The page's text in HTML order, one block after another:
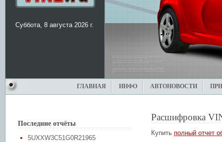
Суббота, 8 августа 2026 г.
ГЛАВНАЯ ИНФО АВТОНОВОСТИ
Последние отчёты
5UXXW3C51G0R21965
Расшифровка
Купить полный отчет